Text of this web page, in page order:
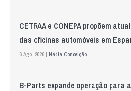
CETRAA e CONEPA propõem
das oficinas automóveis em
6 Ago. 2026 | Nádia Conceição
B-Parts expande operação para